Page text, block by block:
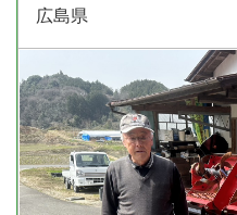
広島県